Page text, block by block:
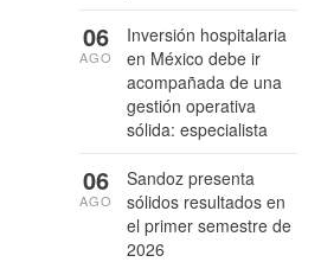
Inversión hospitalaria
en México debe ir
acompañada de una
gestión operativa
sólida: especialista
06
AGO
Sandoz presenta
sólidos resultados en
el primer semestre de
2026
06
AGO